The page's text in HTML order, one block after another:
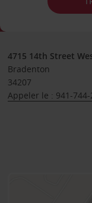
4715 14th Street
Bradenton
34207
Appeler le : 941-744-